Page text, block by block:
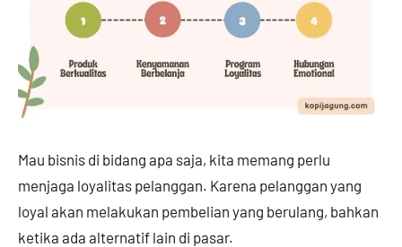
Mau bisnis di bidang apa saja, kita memang perlu
menjaga loyalitas pelanggan. Karena pelanggan yang
loyal akan melakukan pembelian yang berulang, bahkan
ketika ada alternatif lain di pasar.